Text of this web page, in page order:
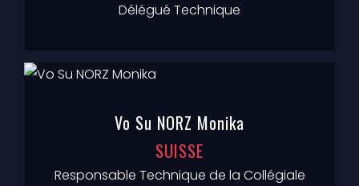
Délégué Technique
Vo Su NORZ Monika
SUISSE
Responsable Technique de la Collégiale